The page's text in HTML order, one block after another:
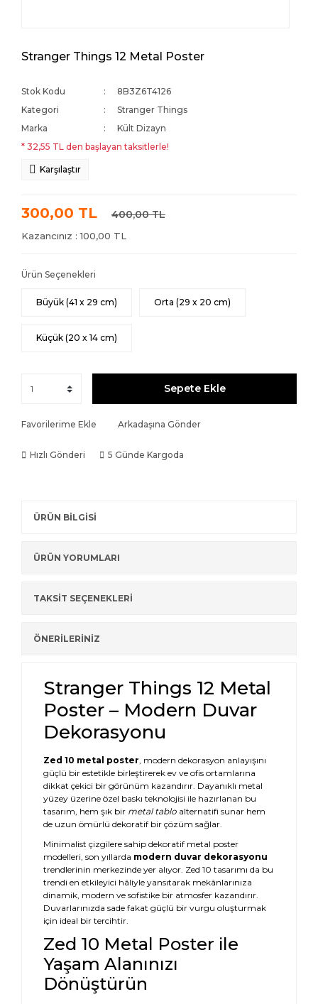
Stranger Things 12 Metal Poster
Stok Kodu
8B3Z6T4126
Kategori
Stranger Things
Marka
Kült Dizayn
* 32,55 TL den başlayan taksitlerle!
Karşılaştır
300,00 TL 400,00 TL
Kazancınız : 100,00 TL
Ürün Seçenekleri
Büyük (41 x 29 cm) Orta (29 x 20 cm)
Küçük (20 x 14 cm)
Sepete Ekle
Favorilerime Ekle Arkadaşına Gönder
Hızlı Gönderi 5 Günde Kargoda
ÜRÜN BİLGİSİ
ÜRÜN YORUMLARI
TAKSİT SEÇENEKLERİ
ÖNERİLERİNİZ
Stranger Things 12 Metal
Poster – Modern Duvar
Dekorasyonu
Zed 10 metal poster, modern dekorasyon anlayışını
güçlü bir estetikle birleştirerek ev ve ofis ortamlarına
dikkat çekici bir görünüm kazandırır. Dayanıklı metal
yüzey üzerine özel baskı teknolojisi ile hazırlanan bu
tasarım, hem şık bir metal tablo alternatifi sunar hem
de uzun ömürlü dekoratif bir çözüm sağlar.
Minimalist çizgilere sahip dekoratif metal poster
modelleri, son yıllarda modern duvar dekorasyonu
trendlerinin merkezinde yer alıyor. Zed 10 tasarımı da bu
trendi en etkileyici hâliyle yansıtarak mekânlarınıza
dinamik, modern ve sofistike bir atmosfer kazandırır.
Duvarlarınızda sade fakat güçlü bir vurgu oluşturmak
için ideal bir tercihtir.
Zed 10 Metal Poster ile
Yaşam Alanınızı
Dönüştürün